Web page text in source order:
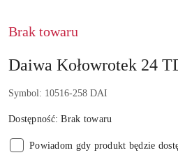
GMBH
Brak towaru
Daiwa Kołowrotek 24
Symbol: 10516-258 DAI
Dostępność:Brak towaru
Powiadom gdy produkt będzie